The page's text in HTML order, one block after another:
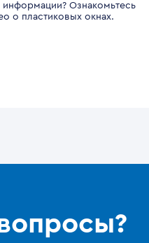
Ознакомьтесь
о пластиковых окнах.